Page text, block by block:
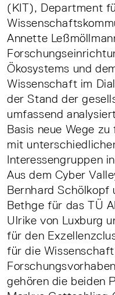
(KIT), Department
Annette
Ökosystems und
Wissenschaft im
der Stand der
umfassend
Basis neue Wege
mit
Interessengruppen
Aus dem Cyber
Bernhard Schölkopf
Bethge für das TÜ
Ulrike von Luxburg
für den
für die
gehören die beiden